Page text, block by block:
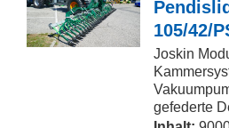
105/42/
Joskin
gefederte